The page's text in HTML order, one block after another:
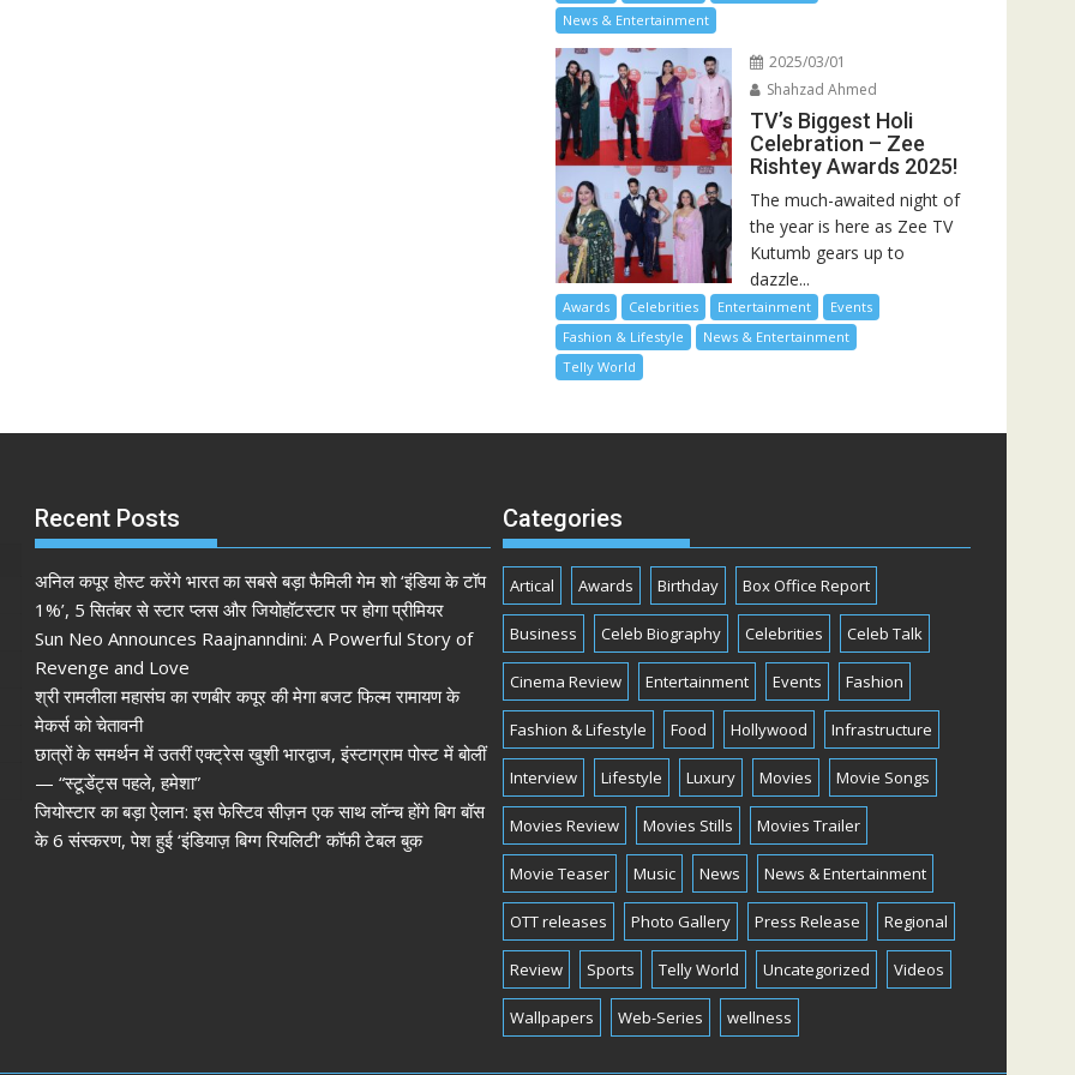
News & Entertainment
2025/03/01
Shahzad Ahmed
TV’s Biggest Holi
Celebration – Zee
Rishtey Awards 2025!
The much-awaited night of
the year is here as Zee TV
Kutumb gears up to
dazzle...
Awards Celebrities Entertainment
Events
Fashion & Lifestyle
News & Entertainment
Telly World
Recent Posts
अनिल कपूर होस्ट करेंगे भारत का सबसे बड़ा फैमिली गेम शो ‘इंडिया के टॉप
1%’, 5 सितंबर से स्टार प्लस और जियोहॉटस्टार पर होगा प्रीमियर
Sun Neo Announces Raajnanndini: A Powerful Story of
Revenge and Love
श्री रामलीला महासंघ का रणबीर कपूर की मेगा बजट फिल्म रामायण के
मेकर्स को चेतावनी
छात्रों के समर्थन में उतरीं एक्ट्रेस खुशी भारद्वाज, इंस्टाग्राम पोस्ट में बोलीं
— “स्टूडेंट्स पहले, हमेशा”
जियोस्टार का बड़ा ऐलान: इस फेस्टिव सीज़न एक साथ लॉन्च होंगे बिग बॉस
के 6 संस्करण, पेश हुई ‘इंडियाज़ बिग्ग रियलिटी’ कॉफी टेबल बुक
Categories
Artical Awards Birthday Box Office Report
Business Celeb Biography Celebrities Celeb Talk
Cinema Review Entertainment Events Fashion
Fashion & Lifestyle Food Hollywood Infrastructure
Interview Lifestyle Luxury Movies Movie Songs
Movies Review Movies Stills Movies Trailer
Movie Teaser Music News News & Entertainment
OTT releases Photo Gallery Press Release Regional
Review Sports Telly World Uncategorized Videos
Wallpapers Web-Series wellness